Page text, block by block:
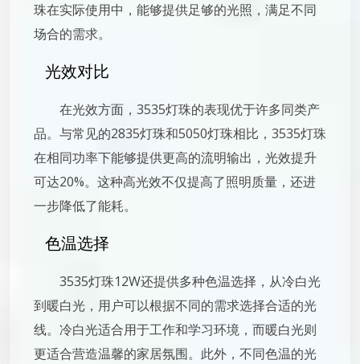
珠在实际使用中，能够提供足够的光照，满足不同
场合的需求。
光效对比
在光效方面，3535灯珠的表现优于许多同类产
品。与常见的2835灯珠和5050灯珠相比，3535灯珠
在相同功率下能够提供更高的流明输出，光效提升
可达20%。这种高光效不仅提高了照明质量，还进
一步降低了能耗。
色温选择
3535灯珠12W还提供多种色温选择，从冷白光
到暖白光，用户可以根据不同的需求选择合适的光
线。冷白光适合用于工作和学习环境，而暖白光则
更适合营造温馨的家居氛围。此外，不同色温的光